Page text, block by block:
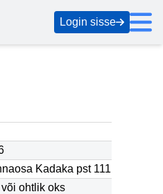
Login sisse
Kadaka pst 111
ohtlik oks